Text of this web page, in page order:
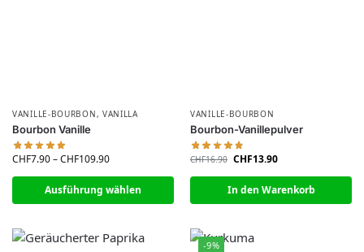
VANILLE-BOURBON, VANILLA
Bourbon Vanille
CHF7.90–CHF109.90
Ausführung wählen
VANILLE-BOURBON
Bourbon-Vanillepulver
CHF16.90 CHF13.90
In den Warenkorb
-9%